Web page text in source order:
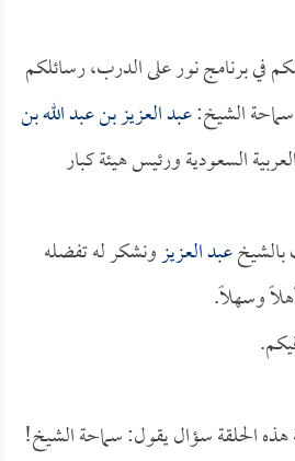
في برنامج نور على الدرب، رسائلكم
سماحة الشيخ:عبد العزيز بن عبد الله بن
السعودية ورئيس هيئة كبار
بالشيخعبد العزيزونشكر له تفضله
وسهلاً.
الحلقة سؤال يقول: سماحة الشيخ!